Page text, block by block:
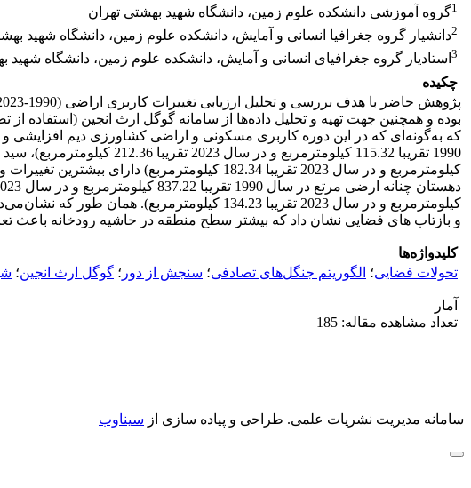
1گروه آموزشی دانشکده علوم زمین، دانشگاه شهید بهشتی تهران
2دانشیار گروه جغرافیا انسانی و آمایش، دانشکده علوم زمین، دانشگاه شهید
3 استادیار گروه جغرافیای انسانی و آمایش، دانشکده علوم زمین، دانشگاه شهید
چکیده
که به‌گونه‌ای که در این دوره کاربری مسکونی و اراضی کشاورزی دیم
کیلومترمربع و در سال 2023 تقریبا 182.34
کیلومترمربع و در سال 2023 تقریبا 134.23
و بازتاب های فضایی نشان داد که بیشتر سطح منطقه در حاشیه رودخانه
کلیدواژه‌ها
تحولات فضایی؛ الگوریتم جنگل‌های تصادفی؛ سنجش از دور ؛ گوگل ارث انجین؛
آمار
تعداد مشاهده مقاله: 185
سامانه مدیریت نشریات علمی. طراحی و پیاده سازی از سیناوب